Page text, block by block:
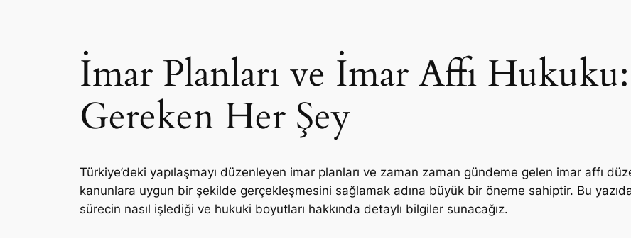
İmar Planları ve İmar Affı
Gereken Her Şey
Türkiye’deki yapılaşmayı düzenleyen imar planları ve zaman zaman gündeme gelen imar affı
kanunlara uygun bir şekilde gerçekleşmesini sağlamak adına büyük bir öneme sahiptir. Bu
sürecin nasıl işlediği ve hukuki boyutları hakkında detaylı bilgiler sunacağız.